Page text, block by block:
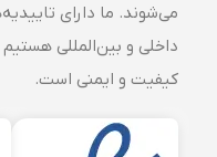
می‌شوند. ما دارای
داخلی و بین‌المللی هستیم
کیفیت و ایمنی است.